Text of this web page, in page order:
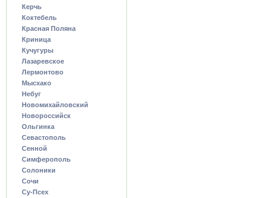
Керчь
Коктебель
Красная Поляна
Криница
Кучугуры
Лазаревское
Лермонтово
Мысхако
Небуг
Новомихайловский
Новороссийск
Ольгинка
Севастополь
Сенной
Симферополь
Солоники
Сочи
Су-Псех